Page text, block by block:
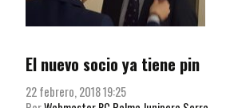
El nuevo socio ya tiene pin
22 febrero, 2018 19:25